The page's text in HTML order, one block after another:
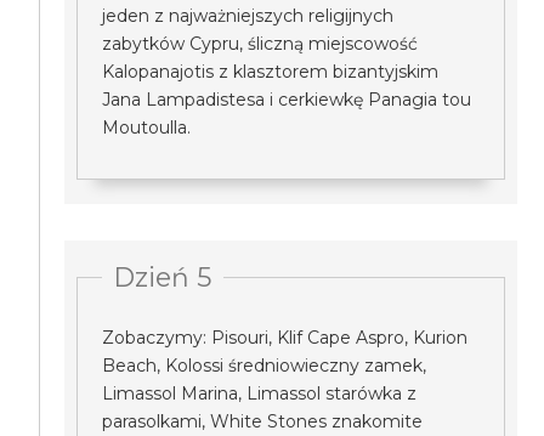
jeden z najważniejszych religijnych
zabytków Cypru, śliczną miejscowość
Kalopanajotis z klasztorem bizantyjskim
Jana Lampadistesa i cerkiewkę Panagia tou
Moutoulla.
Dzień 5
Zobaczymy: Pisouri, Klif Cape Aspro, Kurion
Beach, Kolossi średniowieczny zamek,
Limassol Marina, Limassol starówka z
parasolkami, White Stones znakomite